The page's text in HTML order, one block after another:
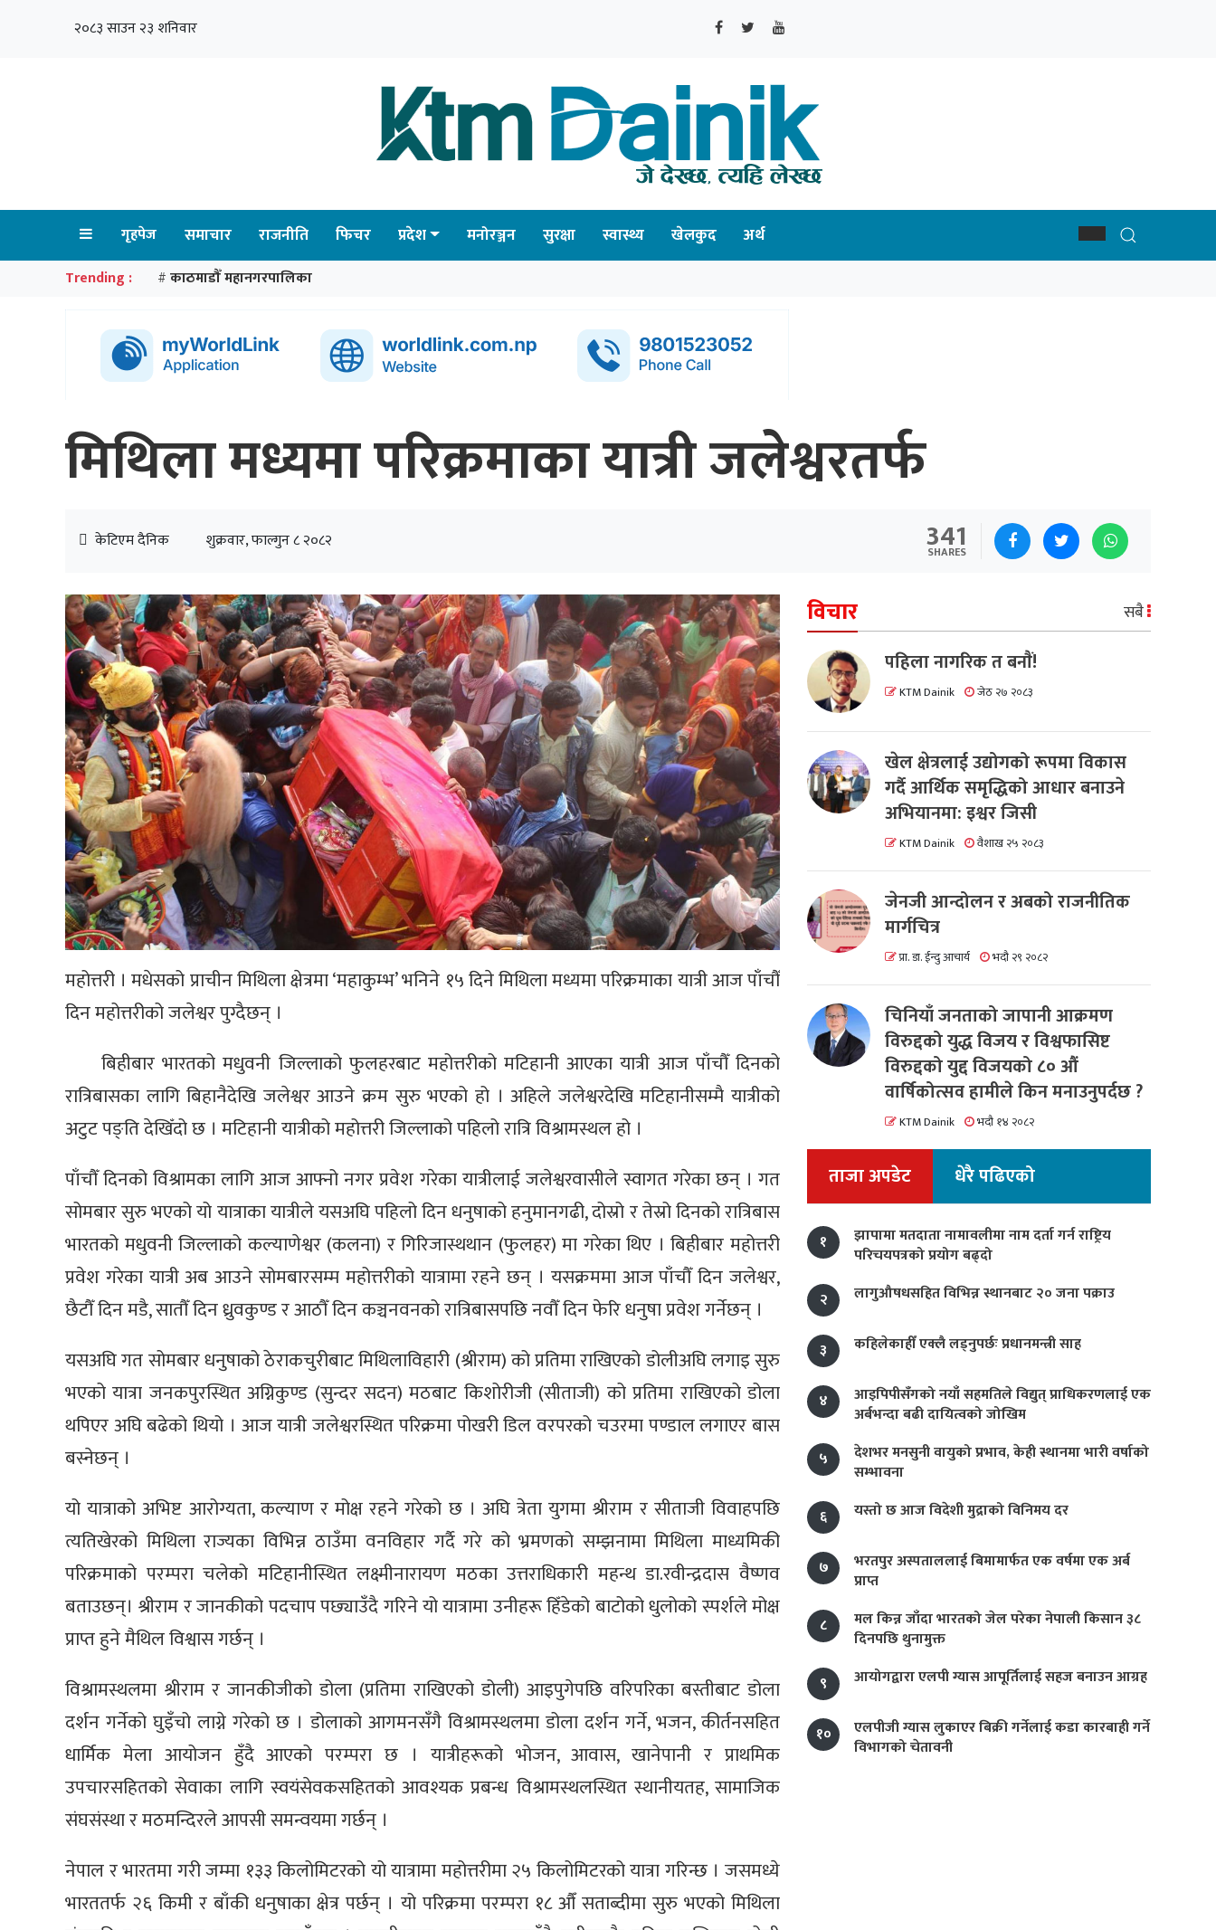
२०८३ साउन २३ शनिवार
गृहपेज समाचार राजनीति फिचर प्रदेश मनोरञ्जन सुरक्षा स्वास्थ्य खेलकुद अर्थ
Trending : # काठमाडौँ महानगरपालिका
मिथिला मध्यमा परिक्रमाका यात्री जलेश्वरतर्फ
केटिएम दैनिक शुक्रवार, फाल्गुन ८ २०८२ 341
SHARES
महोत्तरी । मधेसको प्राचीन मिथिला क्षेत्रमा ‘महाकुम्भ’ भनिने १५ दिने मिथिला मध्यमा परिक्रमाका यात्री आज पाँचौँ
दिन महोत्तरीको जलेश्वर पुग्दैछन् ।
बिहीबार भारतको मधुवनी जिल्लाको फुलहरबाट महोत्तरीको मटिहानी आएका यात्री आज पाँचौँ दिनको
रात्रिबासका लागि बिहानैदेखि जलेश्वर आउने क्रम सुरु भएको हो । अहिले जलेश्वरदेखि मटिहानीसम्मै यात्रीको
अटुट पङ्ति देखिँदो छ । मटिहानी यात्रीको महोत्तरी जिल्लाको पहिलो रात्रि विश्रामस्थल हो ।
पाँचौँ दिनको विश्रामका लागि आज आफ्नो नगर प्रवेश गरेका यात्रीलाई जलेश्वरवासीले स्वागत गरेका छन् । गत
सोमबार सुरु भएको यो यात्राका यात्रीले यसअघि पहिलो दिन धनुषाको हनुमानगढी, दोस्रो र तेस्रो दिनको रात्रिबास
भारतको मधुवनी जिल्लाको कल्याणेश्वर (कलना) र गिरिजास्थथान (फुलहर) मा गरेका थिए । बिहीबार महोत्तरी
प्रवेश गरेका यात्री अब आउने सोमबारसम्म महोत्तरीको यात्रामा रहने छन् । यसक्रममा आज पाँचौँ दिन जलेश्वर,
छैटौँ दिन मडै, सातौँ दिन ध्रुवकुण्ड र आठौँ दिन कञ्चनवनको रात्रिबासपछि नवौँ दिन फेरि धनुषा प्रवेश गर्नेछन् ।
यसअघि गत सोमबार धनुषाको ठेराकचुरीबाट मिथिलाविहारी (श्रीराम) को प्रतिमा राखिएको डोलीअघि लगाइ सुरु
भएको यात्रा जनकपुरस्थित अग्निकुण्ड (सुन्दर सदन) मठबाट किशोरीजी (सीताजी) को प्रतिमा राखिएको डोला
थपिएर अघि बढेको थियो । आज यात्री जलेश्वरस्थित परिक्रमा पोखरी डिल वरपरको चउरमा पण्डाल लगाएर बास
बस्नेछन् ।
यो यात्राको अभिष्ट आरोग्यता, कल्याण र मोक्ष रहने गरेको छ । अघि त्रेता युगमा श्रीराम र सीताजी विवाहपछि
त्यतिखेरको मिथिला राज्यका विभिन्न ठाउँमा वनविहार गर्दै गरे को भ्रमणको सम्झनामा मिथिला माध्यमिकी
परिक्रमाको परम्परा चलेको मटिहानीस्थित लक्ष्मीनारायण मठका उत्तराधिकारी महन्थ डा.रवीन्द्रदास वैष्णव
बताउछन्। श्रीराम र जानकीको पदचाप पछ्याउँदै गरिने यो यात्रामा उनीहरू हिँडेको बाटोको धुलोको स्पर्शले मोक्ष
प्राप्त हुने मैथिल विश्वास गर्छन् ।
विश्रामस्थलमा श्रीराम र जानकीजीको डोला (प्रतिमा राखिएको डोली) आइपुगेपछि वरिपरिका बस्तीबाट डोला
दर्शन गर्नेको घुइँचो लाग्ने गरेको छ । डोलाको आगमनसँगै विश्रामस्थलमा डोला दर्शन गर्ने, भजन, कीर्तनसहित
धार्मिक मेला आयोजन हुँदै आएको परम्परा छ । यात्रीहरूको भोजन, आवास, खानेपानी र प्राथमिक
उपचारसहितको सेवाका लागि स्वयंसेवकसहितको आवश्यक प्रबन्ध विश्रामस्थलस्थित स्थानीयतह, सामाजिक
संघसंस्था र मठमन्दिरले आपसी समन्वयमा गर्छन् ।
नेपाल र भारतमा गरी जम्मा १३३ किलोमिटरको यो यात्रामा महोत्तरीमा २५ किलोमिटरको यात्रा गरिन्छ । जसमध्ये
भारततर्फ २६ किमी र बाँकी धनुषाका क्षेत्र पर्छन् । यो परिक्रमा परम्परा १८ औँ सताब्दीमा सुरु भएको मिथिला
विचार सबै
पहिला नागरिक त बनाैं!
KTM Dainik जेठ २७ २०८३
खेल क्षेत्रलाई उद्योगको रूपमा विकास
गर्दै आर्थिक समृद्धिको आधार बनाउने
अभियानमा: इश्वर जिसी
KTM Dainik वैशाख २५ २०८३
जेनजी आन्दोलन र अबको राजनीतिक
मार्गचित्र
प्रा. डा. ईन्दु आचार्य भदौ २९ २०८२
चिनियाँ जनताको जापानी आक्रमण
विरुद्दको युद्ध विजय र विश्वफासिष्ट
विरुद्दको युद्द विजयको ८० औं
वार्षिकोत्सव हामीले किन मनाउनुपर्दछ ?
KTM Dainik भदौ १४ २०८२
ताजा अपडेट धेरै पढिएको
१
झापामा मतदाता नामावलीमा नाम दर्ता गर्न राष्ट्रिय
परिचयपत्रको प्रयोग बढ्दो
२
लागुऔषधसहित विभिन्न स्थानबाट २० जना पक्राउ
३ कहिलेकाहीँ एक्लै लड्नुपर्छः प्रधानमन्त्री साह
४
आइपिपीसँगको नयाँ सहमतिले विद्युत् प्राधिकरणलाई एक
अर्बभन्दा बढी दायित्वको जोखिम
५
देशभर मनसुनी वायुको प्रभाव, केही स्थानमा भारी वर्षाको
सम्भावना
६
यस्तो छ आज विदेशी मुद्राको विनिमय दर
७
भरतपुर अस्पताललाई बिमामार्फत एक वर्षमा एक अर्ब
प्राप्त
८
मल किन्न जाँदा भारतको जेल परेका नेपाली किसान ३८
दिनपछि थुनामुक्त
९
आयोगद्वारा एलपी ग्यास आपूर्तिलाई सहज बनाउन आग्रह
१०
एलपीजी ग्यास लुकाएर बिक्री गर्नेलाई कडा कारबाही गर्ने
विभागको चेतावनी